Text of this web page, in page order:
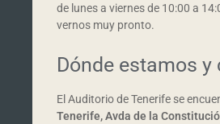
de lunes a viernes de 10:00 a
vernos muy pronto.
Dónde estamos y
El Auditorio de Tenerife se
Tenerife, Avda de la